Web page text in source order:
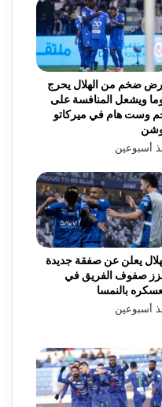
ضخم من الهلال يحرج
ويشعل المنافسة على
وست هام في ميركاتو
أسبوعين
يعلن عن صفقة جديدة
صفوف الفريق في
بالنمسا
أسبوعين